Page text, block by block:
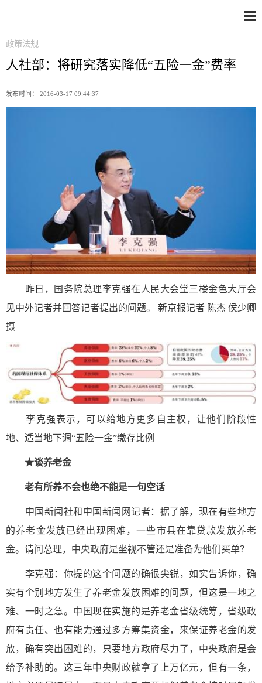
政策法规
人社部：将研究落实降低“五险一金”费率
发布时间： 2016-03-17 09:44:37
昨日，国务院总理李克强在人民大会堂三楼金色大厅会
见中外记者并回答记者提出的问题。 新京报记者 陈杰 侯少卿
摄
李克强表示，可以给地方更多自主权，让他们阶段性
地、适当地下调“五险一金”缴存比例
★谈养老金
老有所养不会也绝不能是一句空话
中国新闻社和中国新闻网记者：据了解，现在有些地方
的养老金发放已经出现困难，一些市县在靠贷款发放养老
金。请问总理，中央政府是坐视不管还是准备为他们买单？
李克强：你提的这个问题的确很尖锐，如实告诉你，确
实有个别地方发生了养老金发放困难的问题，但这是一地之
难、一时之急。中国现在实施的是养老金省级统筹，省级政
府有责任、也有能力通过多方筹集资金，来保证养老金的发
放，确有突出困难的，只要地方政府尽力了，中央政府是会
给予补助的。这三年中央财政就拿了上万亿元，但有一条，